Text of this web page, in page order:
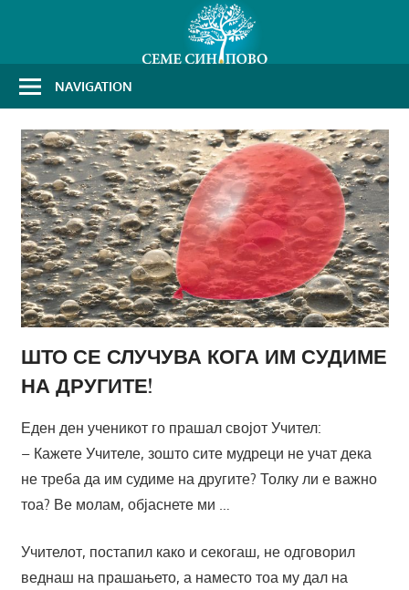
NAVIGATION
ШТО СЕ СЛУЧУВА КОГА ИМ СУДИМЕ
НА ДРУГИТЕ!
Еден ден ученикот го прашал својот Учител:
– Кажете Учителе, зошто сите мудреци не учат дека
не треба да им судиме на другите? Толку ли е важно
тоа? Ве молам, објаснете ми …
Учителот, постапил како и секогаш, не одговорил
веднаш на прашањето, а наместо тоа му дал на